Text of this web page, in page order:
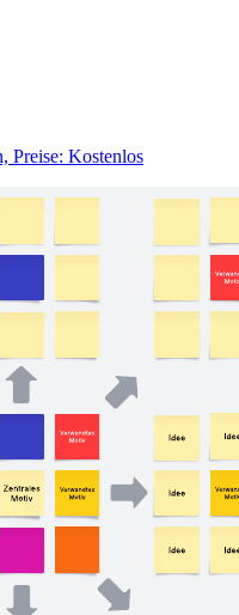
Preise: Kostenlos